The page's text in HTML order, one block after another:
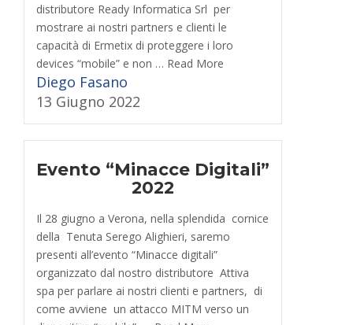
distributore Ready Informatica Srl per
mostrare ai nostri partners e clienti le
capacità di Ermetix di proteggere i loro
devices “mobile” e non … Read More
Diego Fasano
13 Giugno 2022
Evento “Minacce Digitali”
2022
Il 28 giugno a Verona, nella splendida cornice
della Tenuta Serego Alighieri, saremo
presenti all’evento “Minacce digitali”
organizzato dal nostro distributore Attiva
spa per parlare ai nostri clienti e partners, di
come avviene un attacco MITM verso un